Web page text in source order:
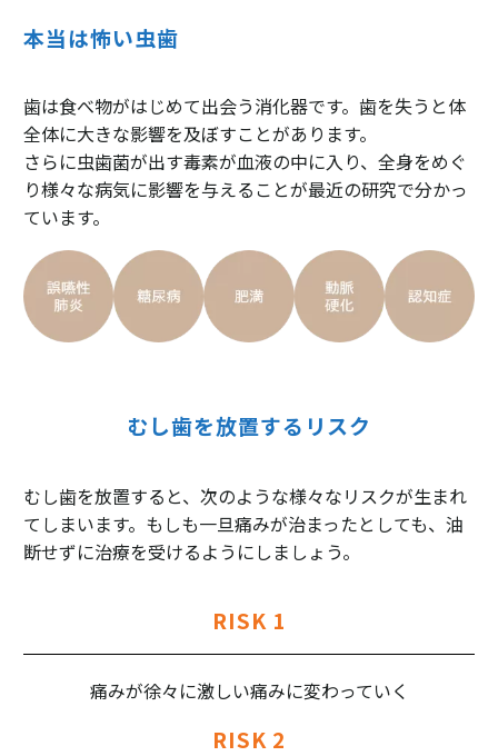
本当は怖い虫歯
歯は食べ物がはじめて出会う消化器です。歯を失うと体
全体に大きな影響を及ぼすことがあります。
さらに虫歯菌が出す毒素が血液の中に入り、全身をめぐ
り様々な病気に影響を与えることが最近の研究で分かっ
ています。
むし歯を放置するリスク
むし歯を放置すると、次のような様々なリスクが生まれ
てしまいます。もしも一旦痛みが治まったとしても、油
断せずに治療を受けるようにしましょう。
RISK 1
痛みが徐々に激しい痛みに変わっていく
RISK 2